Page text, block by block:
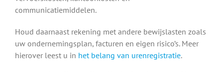
communicatiemiddelen.
Houd daarnaast rekening met andere bewijslasten zoals
uw ondernemingsplan, facturen en eigen risico’s. Meer
hierover leest u in het belang van urenregistratie.